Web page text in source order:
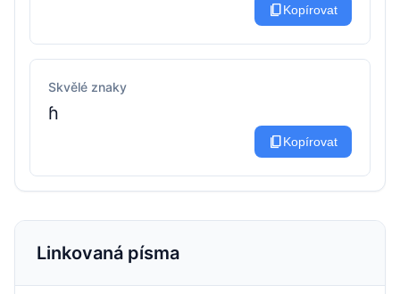
content_copyKopírovat
Skvělé znaky
ɦ
content_copyKopírovat
Linkovaná písma